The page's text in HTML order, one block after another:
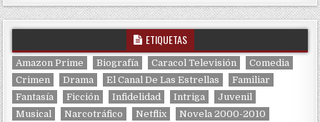
ETIQUETAS
Amazon Prime Biografía Caracol Televisión
Comedia
Crimen
Drama El Canal De Las Estrellas
Familiar
Fantasía
Ficción Infidelidad Intriga
Juvenil
Musical
Narcotráfico Netflix Novela 2000-2010